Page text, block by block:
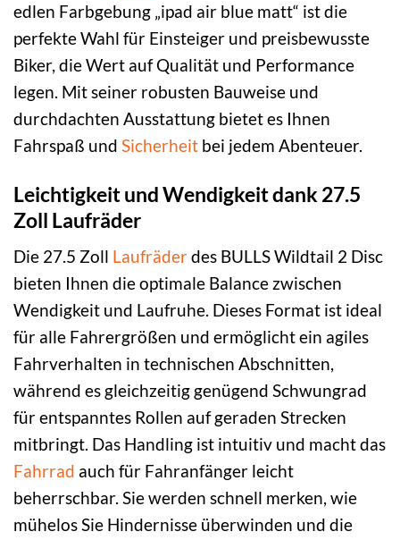
edlen Farbgebung „ipad air blue matt“ ist die
perfekte Wahl für Einsteiger und preisbewusste
Biker, die Wert auf Qualität und Performance
legen. Mit seiner robusten Bauweise und
durchdachten Ausstattung bietet es Ihnen
Fahrspaß und Sicherheit bei jedem Abenteuer.
Leichtigkeit und Wendigkeit dank 27.5
Zoll Laufräder
Die 27.5 Zoll Laufräderdes BULLS Wildtail 2 Disc
bieten Ihnen die optimale Balance zwischen
Wendigkeit und Laufruhe. Dieses Format ist ideal
für alle Fahrergrößen und ermöglicht ein agiles
Fahrverhalten in technischen Abschnitten,
während es gleichzeitig genügend Schwungrad
für entspanntes Rollen auf geraden Strecken
mitbringt. Das Handling ist intuitiv und macht das
Fahrrad auch für Fahranfänger leicht
beherrschbar. Sie werden schnell merken, wie
mühelos Sie Hindernisse überwinden und die